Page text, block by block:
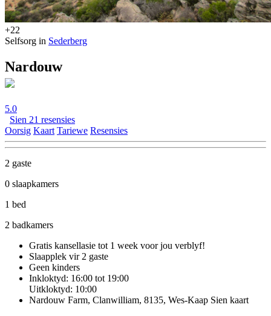
+22
Selfsorg in Sederberg
Nardouw
5.0
Sien 21 resensies
Oorsig Kaart Tariewe Resensies
2 gaste
0 slaapkamers
1 bed
2 badkamers
Gratis kansellasie tot 1 week voor jou verblyf!
Slaapplek vir 2 gaste
Geen kinders
Inkloktyd: 16:00 tot 19:00
Uitkloktyd: 10:00
Nardouw Farm, Clanwilliam, 8135, Wes-Kaap Sien kaart